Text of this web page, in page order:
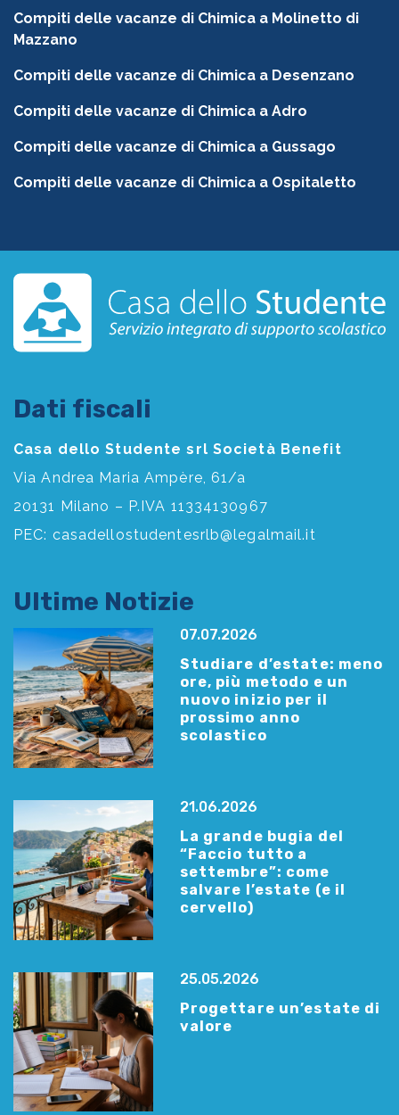
Compiti delle vacanze di Chimica a Molinetto di
Mazzano
Compiti delle vacanze di Chimica a Desenzano
Compiti delle vacanze di Chimica a Adro
Compiti delle vacanze di Chimica a Gussago
Compiti delle vacanze di Chimica a Ospitaletto
Dati fiscali
Casa dello Studente srl Società Benefit
Via Andrea Maria Ampère, 61/a
20131 Milano – P.IVA 11334130967
PEC: casadellostudentesrlb@legalmail.it
Ultime Notizie
07.07.2026
Studiare d’estate: meno
ore, più metodo e un
nuovo inizio per il
prossimo anno
scolastico
21.06.2026
La grande bugia del
“Faccio tutto a
settembre”: come
salvare l’estate (e il
cervello)
25.05.2026
Progettare un’estate di
valore